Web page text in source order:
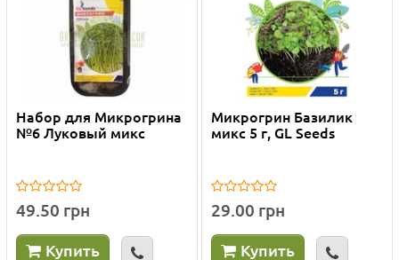
Набор для Микрогрина
№6 Луковый микс
49.50 грн
Купить
Микрогрин Базилик
микс 5 г, GL Seeds
29.00 грн
Купить